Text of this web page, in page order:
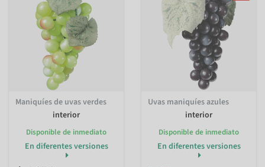
Maniquíes de uvas verdes
interior
Disponible de inmediato
En diferentes versiones
Uvas maniquíes azules
interior
Disponible de inmediato
En diferentes versiones